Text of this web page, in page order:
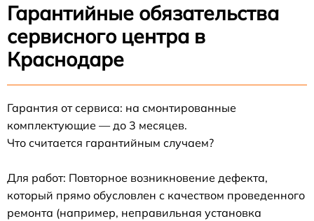
Гарантийные обязательства
сервисного центра в
Краснодаре
Гарантия от сервиса: на смонтированные
комплектующие — до 3 месяцев.
Что считается гарантийным случаем?
Для работ: Повторное возникновение дефекта,
который прямо обусловлен с качеством проведенного
ремонта (например, неправильная установка